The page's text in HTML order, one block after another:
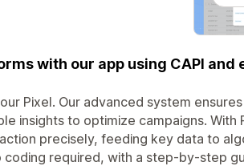
with our app using CAPI and
Pixel. Our advanced system
insights to optimize campaigns. With
precisely, feeding key data to
coding required, with a step-by-step